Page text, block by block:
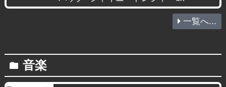
一覧へ...
folder 音楽